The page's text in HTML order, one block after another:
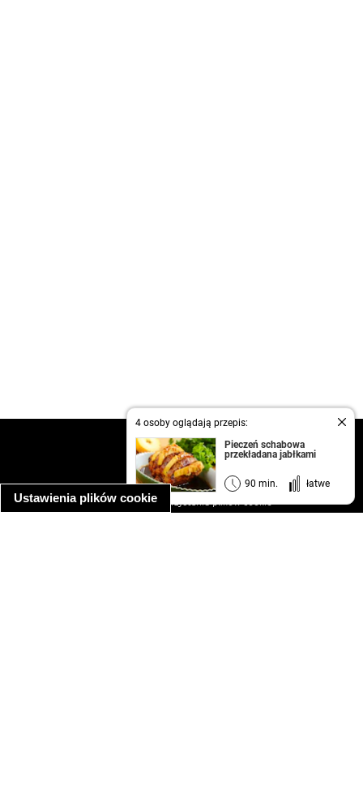
Ustawienia plików cookie
4 osoby oglądają przepis:
Pieczeń schabowa
przekładana jabłkami
90 min. łatwe
kontakt
regulamin
informacja o prywatności
informacja o wykorzystaniu plików cookie